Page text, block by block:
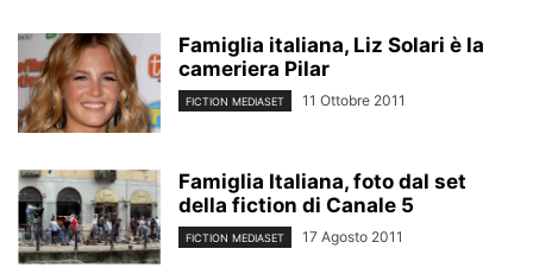
Famiglia italiana, Liz Solari è la
cameriera Pilar
FICTION MEDIASET 11 Ottobre 2011
Famiglia Italiana, foto dal set
della fiction di Canale 5
FICTION MEDIASET 17 Agosto 2011